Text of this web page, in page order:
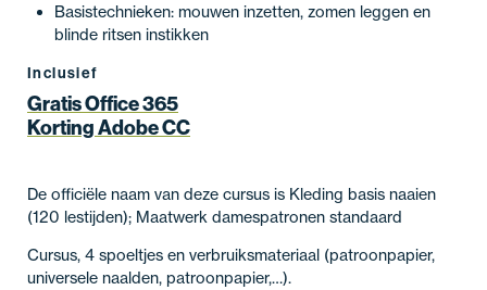
Basistechnieken: mouwen inzetten, zomen leggen en
blinde ritsen instikken
Inclusief
Gratis Office 365
Korting Adobe CC
De officiële naam van deze cursus is Kleding basis naaien
(120 lestijden); Maatwerk damespatronen standaard
Cursus, 4 spoeltjes en verbruiksmateriaal (patroonpapier,
universele naalden, patroonpapier,…).